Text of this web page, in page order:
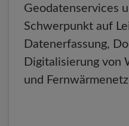
Geodatenservices
Schwerpunkt auf
Datenerfassung,
Digitalisierung von
und